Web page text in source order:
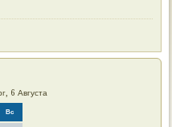
6 Августа
Вс